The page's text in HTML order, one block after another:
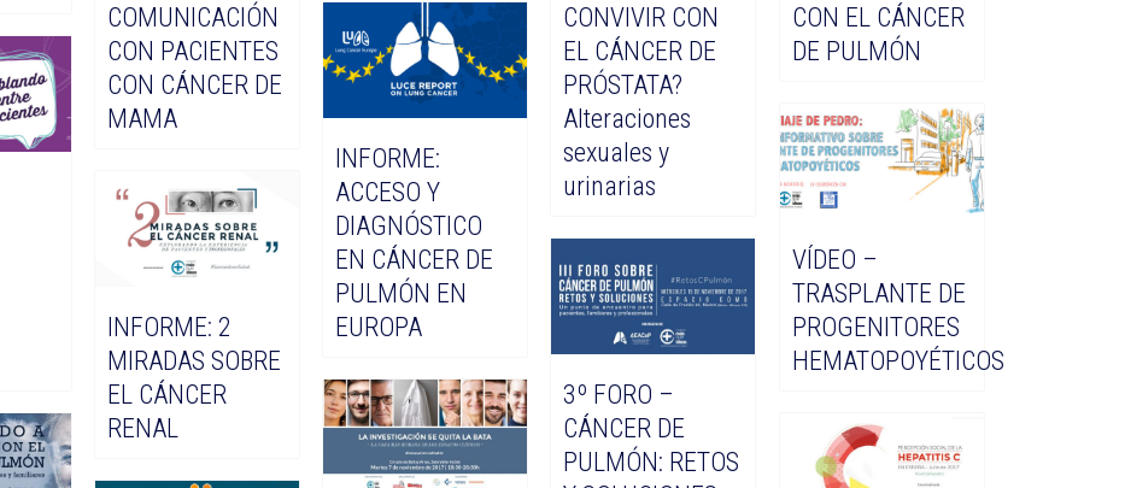
CON EL CÁNCER
DE PULMÓN
COMUNICACIÓN
CON PACIENTES
CON CÁNCER DE
MAMA
CONVIVIR CON
EL CÁNCER DE
PRÓSTATA?
Alteraciones
sexuales y
urinarias
INFORME:
ACCESO Y
DIAGNÓSTICO
EN CÁNCER DE
PULMÓN EN
EUROPA
VÍDEO –
TRASPLANTE DE
PROGENITORES
HEMATOPOYÉTICOS
INFORME: 2
MIRADAS SOBRE
EL CÁNCER
RENAL
3º FORO –
CÁNCER DE
PULMÓN: RETOS